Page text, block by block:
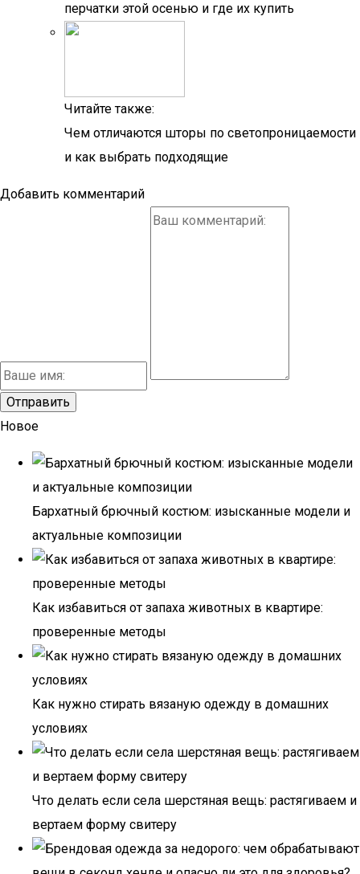
перчатки этой осенью и где их купить
Читайте также:
Чем отличаются шторы по светопроницаемости
и как выбрать подходящие
Добавить комментарий
Новое
Бархатный брючный костюм: изысканные модели и
актуальные композиции
Как избавиться от запаха животных в квартире:
проверенные методы
Как нужно стирать вязаную одежду в домашних
условиях
Что делать если села шерстяная вещь: растягиваем и
вертаем форму свитеру